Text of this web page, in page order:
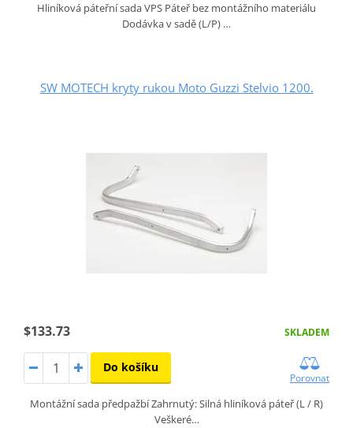
Hliníková páteřní sada VPS Páteř bez montážního materiálu
Dodávka v sadě (L/P) …
SW MOTECH kryty rukou Moto Guzzi Stelvio 1200.
$133.73 SKLADEM
Do košíku
Porovnat
Montážní sada předpažbí Zahrnutý: Silná hliníková páteř (L / R)
Veškeré…